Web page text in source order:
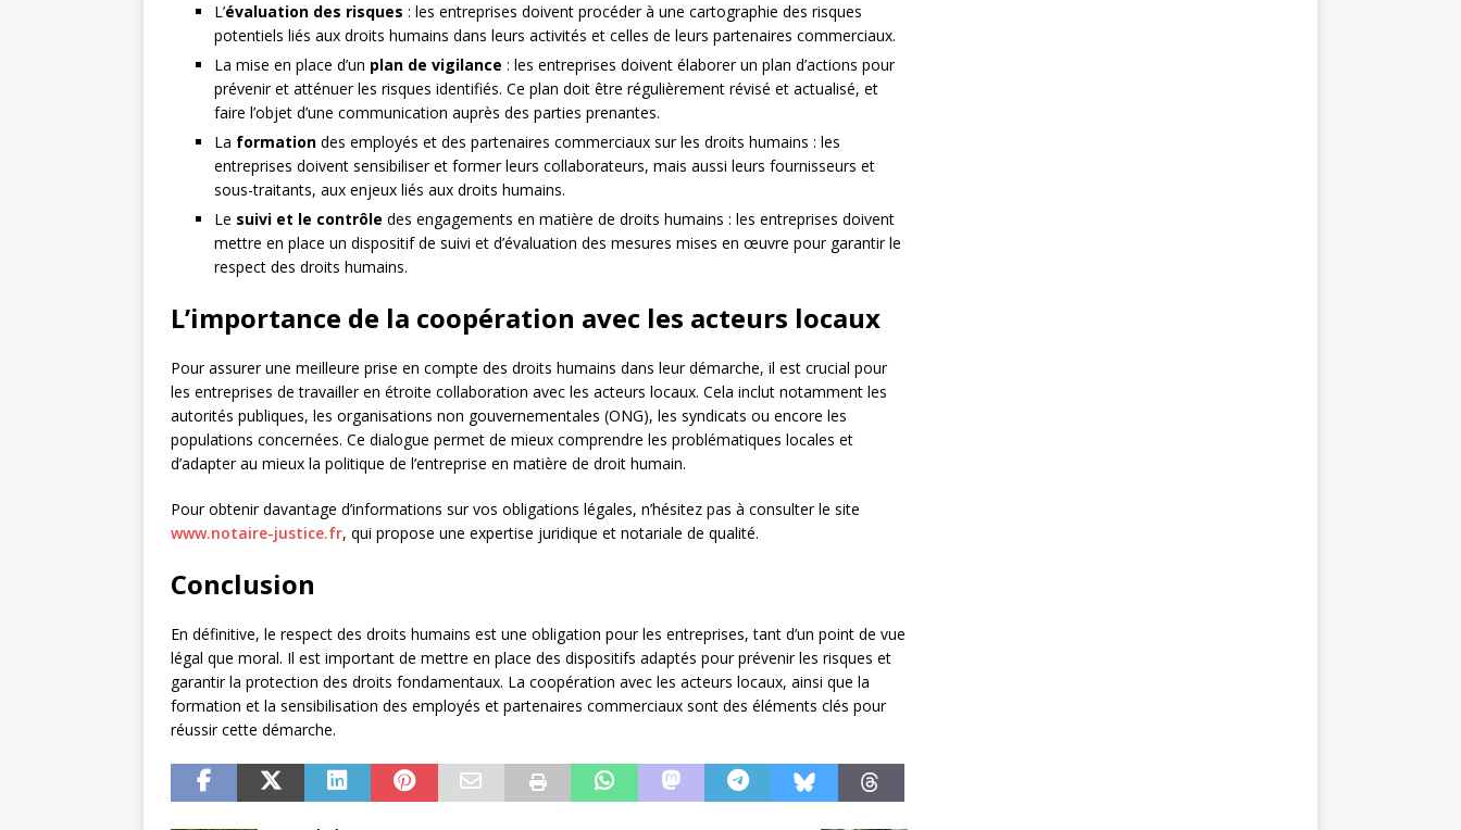
L’évaluation des risques : les entreprises doivent procéder à une cartographie des risques
potentiels liés aux droits humains dans leurs activités et celles de leurs partenaires commerciaux.
La mise en place d’un plan de vigilance : les entreprises doivent élaborer un plan d’actions pour
prévenir et atténuer les risques identifiés. Ce plan doit être régulièrement révisé et actualisé, et
faire l’objet d’une communication auprès des parties prenantes.
La formation des employés et des partenaires commerciaux sur les droits humains : les
entreprises doivent sensibiliser et former leurs collaborateurs, mais aussi leurs fournisseurs et
sous-traitants, aux enjeux liés aux droits humains.
Le suivi et le contrôle des engagements en matière de droits humains : les entreprises doivent
mettre en place un dispositif de suivi et d’évaluation des mesures mises en œuvre pour garantir le
respect des droits humains.
L’importance de la coopération avec les acteurs locaux
Pour assurer une meilleure prise en compte des droits humains dans leur démarche, il est crucial pour
les entreprises de travailler en étroite collaboration avec les acteurs locaux. Cela inclut notamment les
autorités publiques, les organisations non gouvernementales (ONG), les syndicats ou encore les
populations concernées. Ce dialogue permet de mieux comprendre les problématiques locales et
d’adapter au mieux la politique de l’entreprise en matière de droit humain.
Pour obtenir davantage d’informations sur vos obligations légales, n’hésitez pas à consulter le site
www.notaire-justice.fr, qui propose une expertise juridique et notariale de qualité.
Conclusion
En définitive, le respect des droits humains est une obligation pour les entreprises, tant d’un point de vue
légal que moral. Il est important de mettre en place des dispositifs adaptés pour prévenir les risques et
garantir la protection des droits fondamentaux. La coopération avec les acteurs locaux, ainsi que la
formation et la sensibilisation des employés et partenaires commerciaux sont des éléments clés pour
réussir cette démarche.